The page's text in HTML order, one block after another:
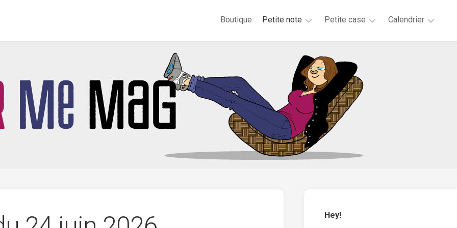
Boutique Petite note
2023
2020
2019
2018
Petite case Calendrier
Hey!